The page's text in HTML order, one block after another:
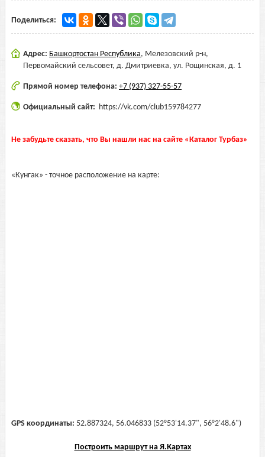
Поделиться:
Адрес: Башкортостан Республика, Мелезовский р-н,
Первомайский сельсовет, д. Дмитриевка, ул. Рощинская, д. 1
Прямой номер телефона: +7 (937) 327-55-57
Официальный сайт: https://vk.com/club159784277
Не забудьте сказать, что Вы нашли нас на сайте «Каталог Турбаз»
«Кунгак» - точное расположение на карте:
GPS координаты: 52.887324, 56.046833 (52°53'14.37", 56°2'48.6")
Построить маршрут на Я.Картах